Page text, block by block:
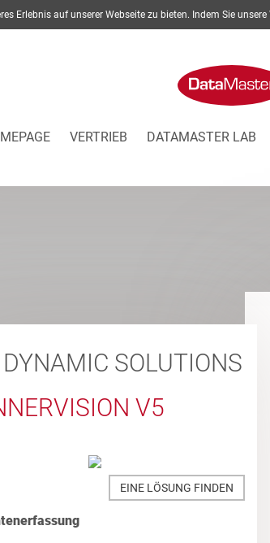
VERTRIEB DATAMASTER LAB
SOLUTIONS
V5
EINE LÖSUNG FINDEN
Erlebnis auf unserer Webseite zu bieten. Indem Sie